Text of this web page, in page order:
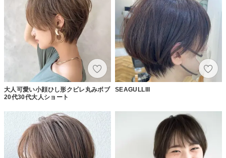
大人可愛い小顔ひし形クビレ丸みボブ
20代30代大人ショート
SEAGULLIII